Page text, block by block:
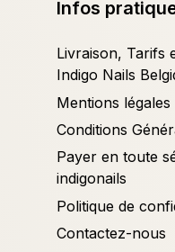
Infos
Livraison, Tarifs
Indigo Nails
Mentions légales
Conditions
Payer en toute
indigonails
Politique de
Contactez-nous